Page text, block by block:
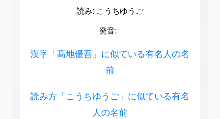
読み: こうちゆうご
発音:
漢字「髙地優吾」に似ている有名人の名
前
読み方「こうちゆうご」に似ている有名
人の名前